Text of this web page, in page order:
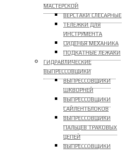
МАСТЕРСКОЙ
ВЕРСТАКИ СЛЕСАРНЫЕ
ТЕЛЕЖКИ ДЛЯ
ИНСТРУМЕНТА
СИДЕНЬЯ МЕХАНИКА
ПОДКАТНЫЕ ЛЕЖАКИ
ГИДРАВЛИЧЕСКИЕ
ВЫПРЕССОВЩИКИ
ВЫПРЕССОВЩИКИ
ШКВОРНЕЙ
ВЫПРЕССОВЩИКИ
САЙЛЕНТБЛОКОВ
ВЫПРЕССОВЩИКИ
ПАЛЬЦЕВ ТРАКОВЫХ
ЦЕПЕЙ
ВЫПРЕССОВЩИКИ